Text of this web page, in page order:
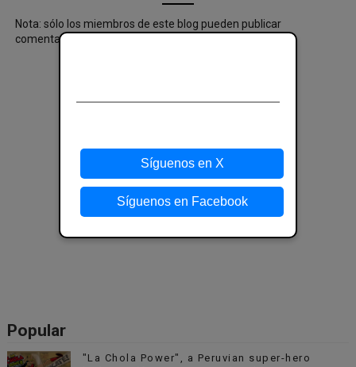
Nota: sólo los miembros de este blog pueden publicar
comentarios.
Popular
"La Chola Power", a Peruvian super-hero
Síguenos en X
Síguenos en Facebook